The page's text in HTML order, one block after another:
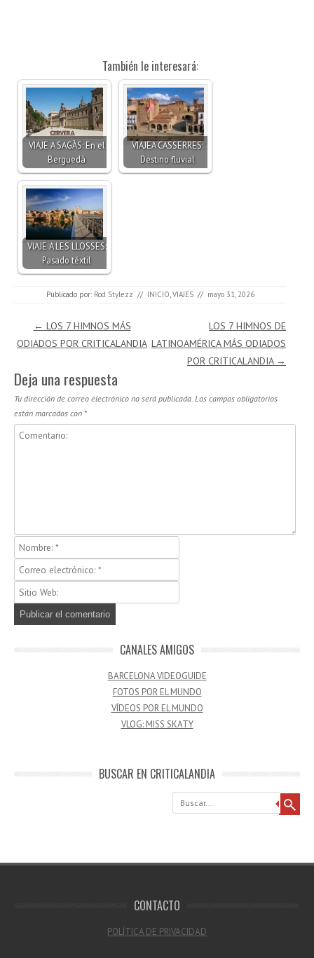
También le interesará:
VIAJE A SAGÀS: En el
Berguedà
VIAJEA CASSERRES:
Destino fluvial
VIAJE A LES LLOSSES:
Pasado téxtil
Publicado por: Rod Stylezz // INICIO VIAJES // mayo 31, 2026
Navegación de entradas
← LOS 7 HIMNOS MÁS
ODIADOS POR CRITICALANDIA
LOS 7 HIMNOS DE
LATINOAMÉRICA MÁS ODIADOS
POR CRITICALANDIA →
Deja una respuesta
Tu dirección de correo electrónico no será publicada. Los campos obligatorios
están marcados con *
CANALES AMIGOS
BARCELONA VIDEOGUIDE
FOTOS POR EL MUNDO
VÍDEOS POR EL MUNDO
VLOG: MISS SKATY
BUSCAR EN CRITICALANDIA
Buscar
CONTACTO
POLÍTICA DE PRIVACIDAD